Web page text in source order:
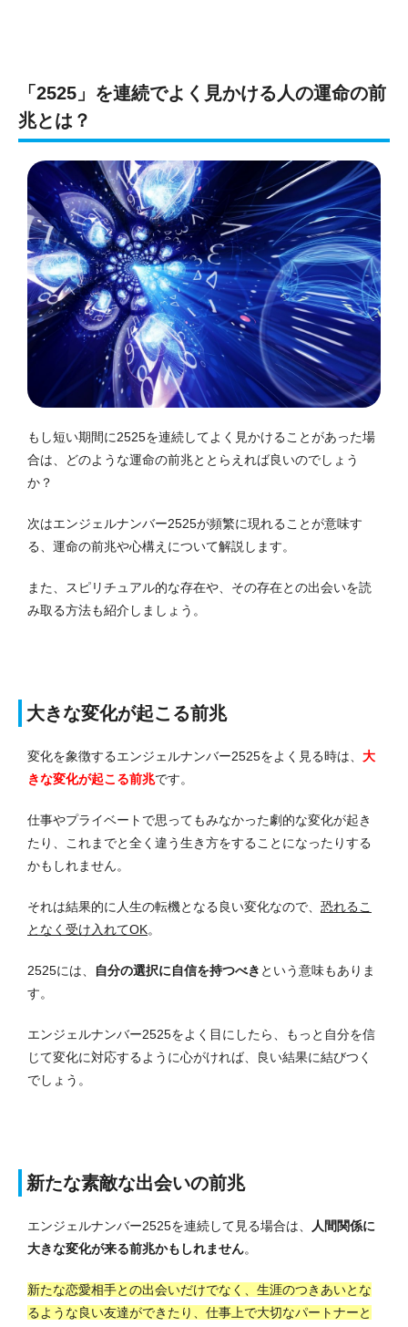
「2525」を連続でよく見かける人の運命の前
兆とは？
もし短い期間に2525を連続してよく見かけることがあった場
合は、どのような運命の前兆ととらえれば良いのでしょう
か？
次はエンジェルナンバー2525が頻繁に現れることが意味す
る、運命の前兆や心構えについて解説します。
また、スピリチュアル的な存在や、その存在との出会いを読
み取る方法も紹介しましょう。
大きな変化が起こる前兆
変化を象徴するエンジェルナンバー2525をよく見る時は、 大
きな変化が起こる前兆です。
仕事やプライベートで思ってもみなかった劇的な変化が起き
たり、これまでと全く違う生き方をすることになったりする
かもしれません。
それは結果的に人生の転機となる良い変化なので、 恐れるこ
となく受け入れてOK。
2525には、 自分の選択に自信を持つべき という意味もありま
す。
エンジェルナンバー2525をよく目にしたら、もっと自分を信
じて変化に対応するように心がければ、良い結果に結びつく
でしょう。
新たな素敵な出会いの前兆
エンジェルナンバー2525を連続して見る場合は、
人間関係に
大きな変化が来る前兆かもしれません。
新たな恋愛相手との出会いだけでなく、生涯のつきあいとな
るような良い友達ができたり、仕事上で大切なパートナーと